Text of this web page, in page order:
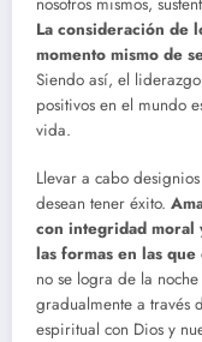
La consideración de
momento mismo de
Siendo así, el
positivos en el mundo
vida.
Llevar a cabo
desean tener éxito.
con integridad moral
las formas en las
no se logra de la
gradualmente a través
espiritual con Dios y